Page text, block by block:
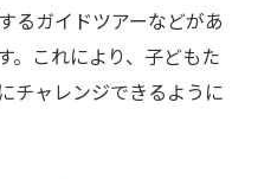
るガイドツアーなどがあ
。これにより、子どもた
チャレンジできるように